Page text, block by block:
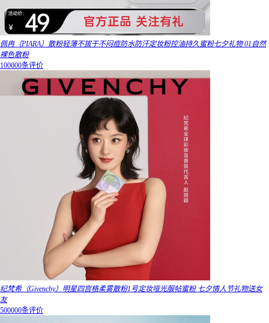
佩冉（PIARA）散粉轻薄不拔干不闷痘防水防汗定妆粉控油持久蜜粉七夕礼物 01自然
裸色散粉
100000条评价
纪梵希（Givenchy）明星四宫格柔雾散粉1号定妆哑光服帖蜜粉 七夕情人节礼物送女
友
500000条评价